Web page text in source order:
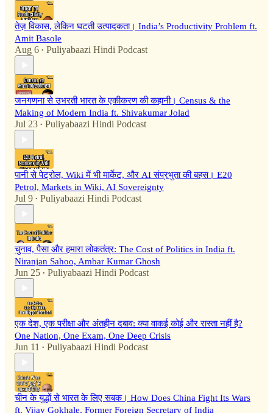
तेज़ विकास, लेकिन घटती उत्पादकता। India’s Productivity Problem ft.
Amit Basole
Aug 6 • Puliyabaazi Hindi Podcast
जनगणना से उभरती भारत के एकीकरण की कहानी। Census & the
Making of Modern India ft. Shivakumar Jolad
Jul 23 • Puliyabaazi Hindi Podcast
पानी से पेट्रोल, Wiki में भी मार्केट, और AI संप्रभुता की बहस। E20
Petrol, Markets in Wiki, AI Sovereignty
Jul 9 • Puliyabaazi Hindi Podcast
चुनाव, पैसा और हमारा लोकतंत्र: The Cost of Politics in India ft.
Niranjan Sahoo, Ambar Kumar Ghosh
Jun 25 • Puliyabaazi Hindi Podcast
एक देश, एक परीक्षा और अंतहीन दबाव: क्या वाकई कोई और रास्ता नहीं है?
One Nation, One Exam, One Deep Crisis
Jun 11 • Puliyabaazi Hindi Podcast
चीन के युद्धों से भारत के लिए सबक। How Does China Fight Its Wars
ft. Vijay Gokhale, Former Foreign Secretary of India